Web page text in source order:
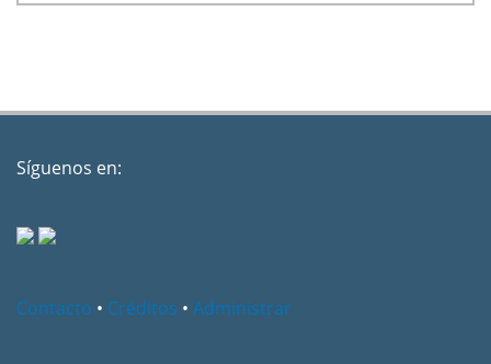
Síguenos en:
Contacto • Créditos • Administrar